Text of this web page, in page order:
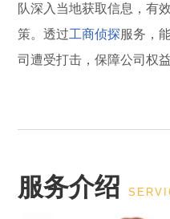
队深入当地获取信息，有
策。透过工商侦探服务，
司遭受打击，保障公司权
服务介绍